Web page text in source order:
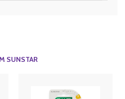
SUNSTAR